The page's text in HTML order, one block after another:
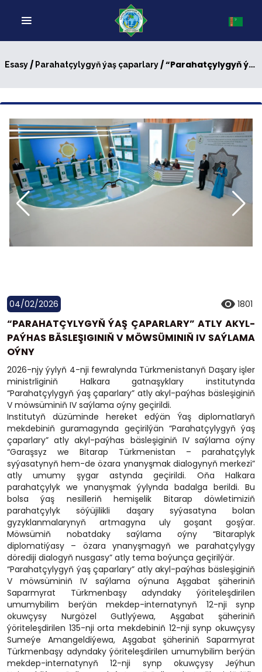
Esasy/ Parahatçylygyň ýaş çaparlary/ “Parahatçylygyň ýaş çaparlary” atly akyl-paýhas bäsleşiginiň V möwsüminiň IV saýlama oýny
04/02/2026 1801
“PARAHATÇYLYGYŇ ÝAŞ ÇAPARLARY” ATLY AKYL-
PAÝHAS BÄSLEŞIGINIŇ V MÖWSÜMINIŇ IV SAÝLAMA
OÝNY
2026-njy ýylyň 4-nji fewralynda Türkmenistanyň Daşary işler
ministrliginiň Halkara gatnaşyklary institutynda
“Parahatçylygyň ýaş çaparlary” atly akyl-paýhas bäsleşiginiň
V möwsüminiň IV saýlama oýny geçirildi.
Institutyň düzüminde hereket edýän Ýaş diplomatlaryň
mekdebiniň guramagynda geçirilýän “Parahatçylygyň ýaş
çaparlary” atly akyl-paýhas bäsleşiginiň IV saýlama oýny
“Garaşsyz we Bitarap Türkmenistan – parahatçylyk
syýasatynyň hem-de özara ynanyşmak dialogynyň merkezi”
atly umumy şygar astynda geçirildi. Oňa Halkara
parahatçylyk we ynanyşmak ýylynda badalga berildi. Bu
bolsa ýaş nesilleriň hemişelik Bitarap döwletimiziň
parahatçylyk söýüjilikli daşary syýasatyna bolan
gyzyklanmalarynyň artmagyna uly goşant goşýar.
Möwsümiň nobatdaky saýlama oýny “Bitaraplyk
diplomatiýasy – özara ynanyşmagyň we parahatçylygy
dörediji dialogyň nusgasy” atly tema boýunça geçirilýär.
“Parahatçylygyň ýaş çaparlary” atly akyl-paýhas bäsleşiginiň
V möwsüminiň IV saýlama oýnuna Aşgabat şäheriniň
Saparmyrat Türkmenbaşy adyndaky ýöriteleşdirilen
umumybilim berýän mekdep-internatynyň 12-nji synp
okuwçysy Nurgözel Gutlyýewa, Aşgabat şäheriniň
ýöriteleşdirilen 135-nji orta mekdebiniň 12-nji synp okuwçysy
Sumeýe Amangeldiýewa, Aşgabat şäheriniň Saparmyrat
Türkmenbaşy adyndaky ýöriteleşdirilen umumybilim berýän
mekdep-internatynyň 12-nji synp okuwçysy Jeýhun